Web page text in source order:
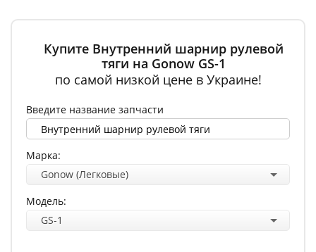
Купите Внутренний шарнир рулевой
тяги на Gonow GS-1
по самой низкой цене в Украине!
Введите название запчасти
Марка:
Gonow (Легковые)
Модель:
GS-1